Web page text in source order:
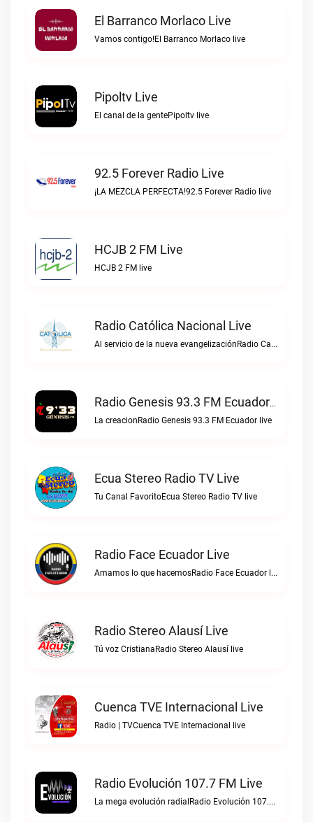
El Barranco Morlaco Live
Vamos contigo!El Barranco Morlaco live
Pipoltv Live
El canal de la gentePipoltv live
92.5 Forever Radio Live
¡LA MEZCLA PERFECTA!92.5 Forever Radio live
HCJB 2 FM Live
HCJB 2 FM live
Radio Católica Nacional Live
Al servicio de la nueva evangelizaciónRadio Católica Nacional live
Radio Genesis 93.3 FM Ecuador Live
La creacionRadio Genesis 93.3 FM Ecuador live
Ecua Stereo Radio TV Live
Tu Canal FavoritoEcua Stereo Radio TV live
Radio Face Ecuador Live
Amamos lo que hacemosRadio Face Ecuador live
Radio Stereo Alausí Live
Tú voz CristianaRadio Stereo Alausí live
Cuenca TVE Internacional Live
Radio | TVCuenca TVE Internacional live
Radio Evolución 107.7 FM Live
La mega evolución radialRadio Evolución 107.7 FM live